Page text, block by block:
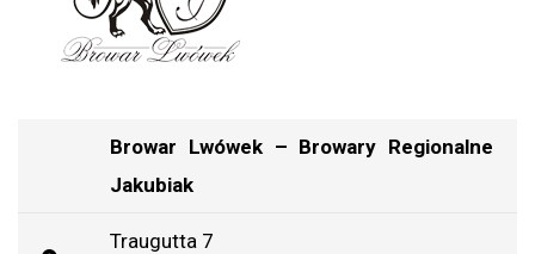
Browar Lwówek – Browary Regionalne
Jakubiak
Traugutta 7